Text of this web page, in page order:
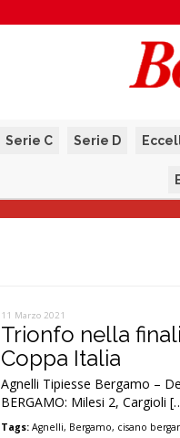
Serie C Serie D
11 Marzo 2021
Trionfo nella
Coppa Italia
Agnelli Tipiesse Bergamo –
BERGAMO: Milesi 2, Cargioli
Tags: Agnelli, Bergamo, cisano